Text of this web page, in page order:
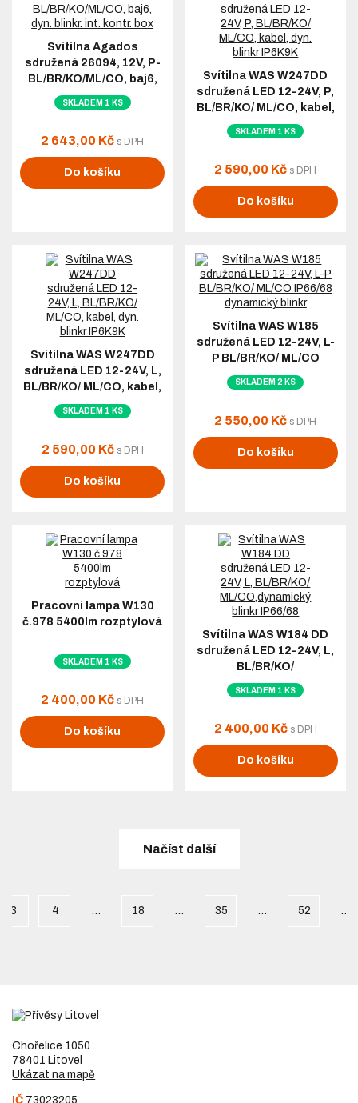
Svítilna Agados
sdružená 26094, 12V, P-
BL/BR/KO/ML/CO, baj6,
dyn. blinkr. int. kontr. box
SKLADEM 1 KS
2 643,00 Kč s DPH
Do košíku
Svítilna WAS W247DD
sdružená LED 12-24V, P,
BL/BR/KO/ ML/CO, kabel,
dyn. blinkr IP6K9K
SKLADEM 1 KS
2 590,00 Kč s DPH
Do košíku
Svítilna WAS W247DD
sdružená LED 12-24V, L,
BL/BR/KO/ ML/CO, kabel,
dyn. blinkr IP6K9K
SKLADEM 1 KS
2 590,00 Kč s DPH
Do košíku
Svítilna WAS W185
sdružená LED 12-24V, L-
P BL/BR/KO/ ML/CO
IP66/68 dynamický blinkr
SKLADEM 2 KS
2 550,00 Kč s DPH
Do košíku
Pracovní lampa W130
č.978 5400lm rozptylová
SKLADEM 1 KS
2 400,00 Kč s DPH
Do košíku
Svítilna WAS W184 DD
sdružená LED 12-24V, L,
BL/BR/KO/
ML/CO,dynamický blinkr
IP66/68
SKLADEM 1 KS
2 400,00 Kč s DPH
Do košíku
Načíst další
3 4 … 18 … 35 … 52 …
Chořelice 1050
78401 Litovel
Ukázat na mapě
IČ 73023205